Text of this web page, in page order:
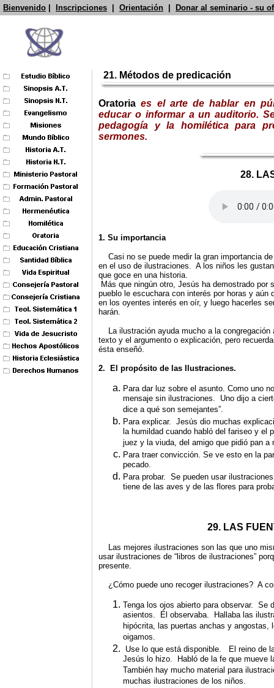
Bienvenido Inscripciones Orientación Donar al seminario - su
21. Métodos de predicación
Oratoriaes el arte de hablar en
educar o informar a un auditorio.
pedagogía y la homilética para
sermones.
28.
1. Su importancia
Casi no se puede medir la gran importancia
en el uso de ilustraciones. A los niños les
que goce en una historia.
Más que ningún otro, Jesús ha demostrado
pueblo le escuchara con interés por horas y
en los oyentes interés en oír, y luego hacerles
harán.
La ilustración ayuda mucho a la
texto y el argumento o explicación, pero
ésta enseñó.
2. El propósito de las Ilustraciones.
Para dar luz sobre el asunto. Como uno
mensaje sin ilustraciones. Uno dijo a
dice a qué son semejantes”.
Para explicar. Jesús dio muchas
la humildad cuando habló del fariseo y el
juez y la viuda, del amigo que pidió pan a
Para traer convicción. Se ve esto en la
pecado.
Para probar. Se pueden usar
tiene de las aves y de las flores para
29. LAS
Las mejores ilustraciones son las que uno
usar ilustraciones de “libros de ilustraciones”
presente.
¿Cómo puede uno recoger ilustraciones? A
Tenga los ojos abierto para observar. Se
asientos. Él observaba. Hallaba las
hipócrita, las puertas anchas y
oigamos.
Use lo que está disponible. El reino de
Jesús lo hizo. Habló de la fe que mueve
También hay mucho material para
muchas ilustraciones de los niños.